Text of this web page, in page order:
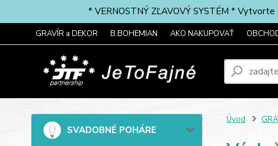
* VERNOSTNÝ ZĽAVOVÝ SYSTÉM *
GRAVÍR a DEKOR B.BOHEMIAN AKO NAKUPOVAŤ
SVADOBNÉ POHÁRE
Úvod